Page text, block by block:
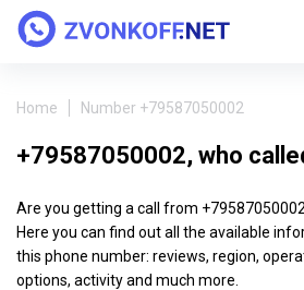
Home Number +79587050002
+79587050002, who
Are you getting a call from
Here you can find out all the available
this phone number: reviews, region,
options, activity and much more.